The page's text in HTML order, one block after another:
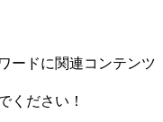
ードに関連コンテンツ
ください！